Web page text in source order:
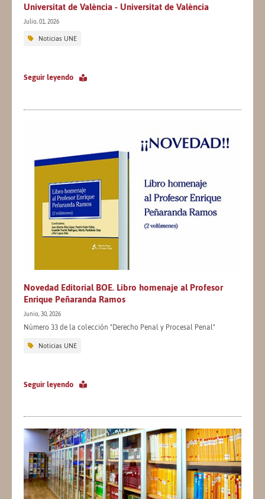
Universitat de València - Universitat de València
Julio, 01, 2026
Noticias UNE
Seguir leyendo
Novedad Editorial BOE. Libro homenaje al Profesor
Enrique Peñaranda Ramos
Junio, 30, 2026
Número 33 de la colección "Derecho Penal y Procesal Penal"
Noticias UNE
Seguir leyendo